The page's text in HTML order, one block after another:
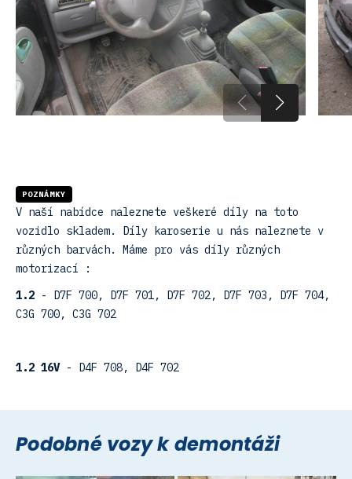
POZNÁMKY
V naší nabídce naleznete veškeré díly na toto
vozidlo skladem. Díly karoserie u nás naleznete v
různých barvách. Máme pro vás díly různých
motorizací :
1.2 - D7F 700, D7F 701, D7F 702, D7F 703, D7F 704,
C3G 700, C3G 702
1.2 16V- D4F 708, D4F 702
Podobné vozy k demontáži